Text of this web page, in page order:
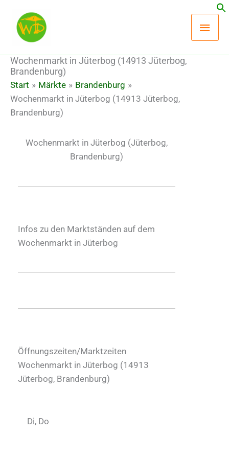
Inhalt
springen
Wochenmarkt in Jüterbog (14913 Jüterbog,
Brandenburg)
Start Märkte
Brandenburg
Wochenmarkt in Jüterbog (14913 Jüterbog,
Brandenburg)
Wochenmarkt in Jüterbog (Jüterbog,
Brandenburg)
Infos zu den Marktständen auf dem
Wochenmarkt in Jüterbog
Öffnungszeiten/Marktzeiten
Wochenmarkt in Jüterbog (14913
Jüterbog, Brandenburg)
Di, Do